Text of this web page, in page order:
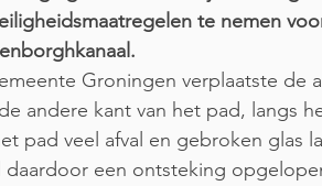
te nemen
Groningen verplaatste
andere kant van het pad, langs
pad veel afval en gebroken glas
daardoor een ontsteking